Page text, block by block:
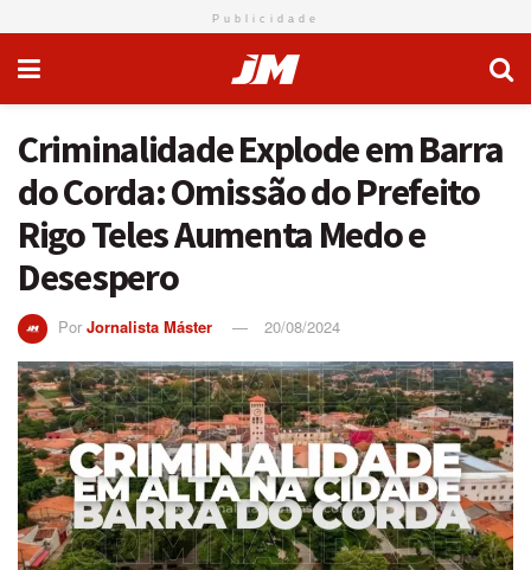
Publicidade
Criminalidade Explode em Barra
do Corda: Omissão do Prefeito
Rigo Teles Aumenta Medo e
Desespero
Por Jornalista Máster 20/08/2024